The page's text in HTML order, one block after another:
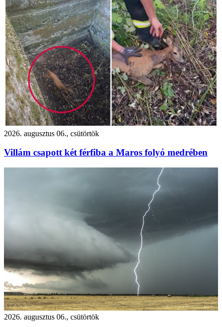
2026. augusztus 06., csütörtök
Villám csapott két férfiba a Maros folyó medrében
2026. augusztus 06., csütörtök